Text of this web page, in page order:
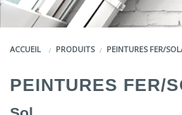
COULEURS
LA MARQUE JEFCO®
ACCUEIL PRODUITS PEINTURES FER/
PEINTURES FER/